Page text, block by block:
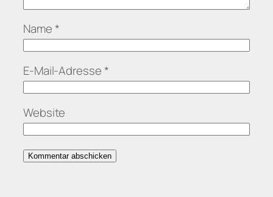
Name *
E-Mail-Adresse *
Website